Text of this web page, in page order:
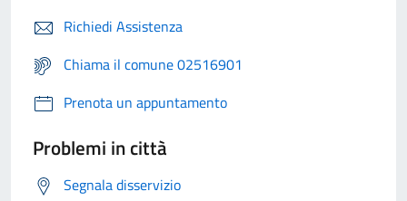
Richiedi Assistenza
Chiama il comune 02516901
Prenota un appuntamento
Problemi in città
Segnala disservizio